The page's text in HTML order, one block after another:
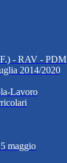
- RAV - PDM
2014/2020
Lavoro
maggio